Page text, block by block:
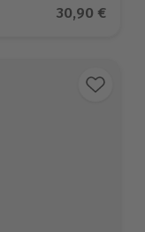
Aktueller
30,90 €